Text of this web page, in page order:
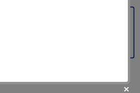
la 30 noiembrie 2017!!!!!